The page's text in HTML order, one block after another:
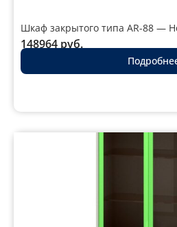
Шкаф закрытого типа AR-88 —
148964 руб.